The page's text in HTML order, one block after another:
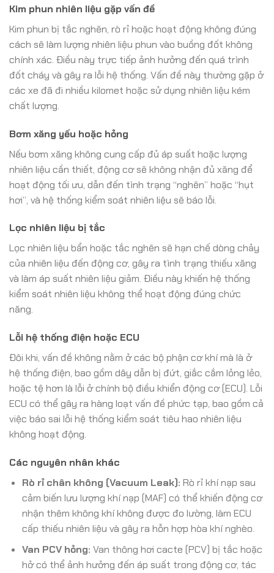
Kim phun nhiên liệu gặp vấn đề
Kim phun bị tắc nghẽn, rò rỉ hoặc hoạt động không đúng
cách sẽ làm lượng nhiên liệu phun vào buồng đốt không
chính xác. Điều này trực tiếp ảnh hưởng đến quá trình
đốt cháy và gây ra lỗi hệ thống. Vấn đề này thường gặp ở
các xe đã đi nhiều kilomet hoặc sử dụng nhiên liệu kém
chất lượng.
Bơm xăng yếu hoặc hỏng
Nếu bơm xăng không cung cấp đủ áp suất hoặc lượng
nhiên liệu cần thiết, động cơ sẽ không nhận đủ xăng để
hoạt động tối ưu, dẫn đến tình trạng “nghẽn” hoặc “hụt
hơi”, và hệ thống kiểm soát nhiên liệu sẽ báo lỗi.
Lọc nhiên liệu bị tắc
Lọc nhiên liệu bẩn hoặc tắc nghẽn sẽ hạn chế dòng chảy
của nhiên liệu đến động cơ, gây ra tình trạng thiếu xăng
và làm áp suất nhiên liệu giảm. Điều này khiến hệ thống
kiểm soát nhiên liệu không thể hoạt động đúng chức
năng.
Lỗi hệ thống điện hoặc ECU
Đôi khi, vấn đề không nằm ở các bộ phận cơ khí mà là ở
hệ thống điện, bao gồm dây dẫn bị đứt, giắc cắm lỏng lẻo,
hoặc tệ hơn là lỗi ở chính bộ điều khiển động cơ (ECU). Lỗi
ECU có thể gây ra hàng loạt vấn đề phức tạp, bao gồm cả
việc báo sai lỗi hệ thống kiểm soát tiêu hao nhiên liệu
không hoạt động.
Các nguyên nhân khác
Rò rỉ chân không (Vacuum Leak): Rò rỉ khí nạp sau
cảm biến lưu lượng khí nạp (MAF) có thể khiến động cơ
nhận thêm không khí không được đo lường, làm ECU
cấp thiếu nhiên liệu và gây ra hỗn hợp hòa khí nghèo.
Van PCV hỏng: Van thông hơi cacte (PCV) bị tắc hoặc
hở có thể ảnh hưởng đến áp suất trong động cơ, tác